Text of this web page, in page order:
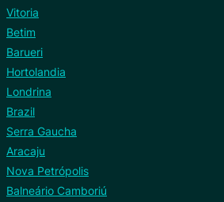
Vitoria
Betim
Barueri
Hortolandia
Londrina
Brazil
Serra Gaucha
Aracaju
Nova Petrópolis
Balneário Camboriú